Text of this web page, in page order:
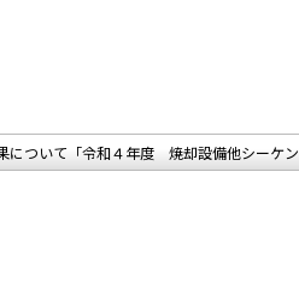
について「令和４年度 焼却設備他シーケン